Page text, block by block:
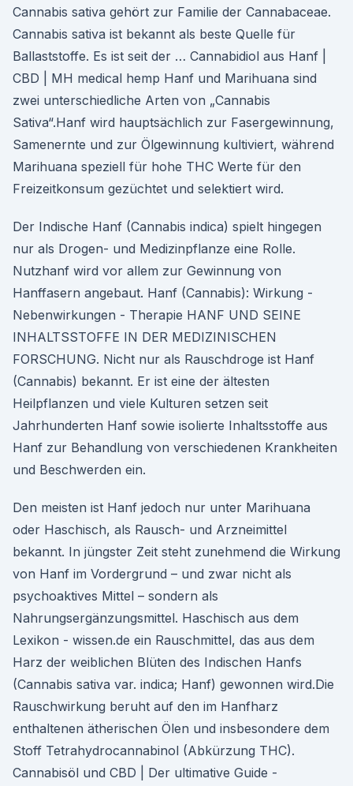
Cannabis sativa gehört zur Familie der Cannabaceae.
Cannabis sativa ist bekannt als beste Quelle für
Ballaststoffe. Es ist seit der … Cannabidiol aus Hanf |
CBD | MH medical hemp Hanf und Marihuana sind
zwei unterschiedliche Arten von „Cannabis
Sativa“.Hanf wird hauptsächlich zur Fasergewinnung,
Samenernte und zur Ölgewinnung kultiviert, während
Marihuana speziell für hohe THC Werte für den
Freizeitkonsum gezüchtet und selektiert wird.
Der Indische Hanf (Cannabis indica) spielt hingegen
nur als Drogen- und Medizinpflanze eine Rolle.
Nutzhanf wird vor allem zur Gewinnung von
Hanffasern angebaut. Hanf (Cannabis): Wirkung -
Nebenwirkungen - Therapie HANF UND SEINE
INHALTSSTOFFE IN DER MEDIZINISCHEN
FORSCHUNG. Nicht nur als Rauschdroge ist Hanf
(Cannabis) bekannt. Er ist eine der ältesten
Heilpflanzen und viele Kulturen setzen seit
Jahrhunderten Hanf sowie isolierte Inhaltsstoffe aus
Hanf zur Behandlung von verschiedenen Krankheiten
und Beschwerden ein.
Den meisten ist Hanf jedoch nur unter Marihuana
oder Haschisch, als Rausch- und Arzneimittel
bekannt. In jüngster Zeit steht zunehmend die Wirkung
von Hanf im Vordergrund – und zwar nicht als
psychoaktives Mittel – sondern als
Nahrungsergänzungsmittel. Haschisch aus dem
Lexikon - wissen.de ein Rauschmittel, das aus dem
Harz der weiblichen Blüten des Indischen Hanfs
(Cannabis sativa var. indica; Hanf) gewonnen wird.Die
Rauschwirkung beruht auf den im Hanfharz
enthaltenen ätherischen Ölen und insbesondere dem
Stoff Tetrahydrocannabinol (Abkürzung THC).
Cannabisöl und CBD | Der ultimative Guide -